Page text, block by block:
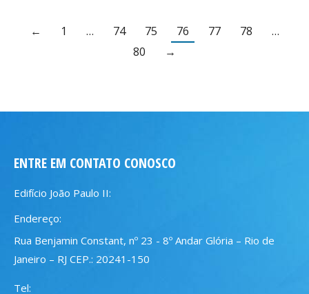
← 1 … 74 75 76 77 78
…
80
→
ENTRE EM CONTATO CONOSCO
Edifício João Paulo II:
Endereço:
Rua Benjamin Constant, nº 23 - 8º Andar Glória – Rio de
Janeiro – RJ CEP.: 20241-150
Tel: